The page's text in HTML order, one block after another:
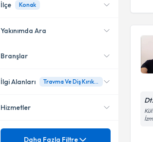
İlçe Konak
Karşıyaka
Konak
Yakınımda Ara
Konumuma yakın uzmanları
Branşlar
Diş Hekimi
İlgi Alanları Travma Ve Diş Kırıklarında Estetik Yaklaşımlar
20 Yaş Dişi
Hizmetler
Mezuniyet
Daha Fazla Filtre